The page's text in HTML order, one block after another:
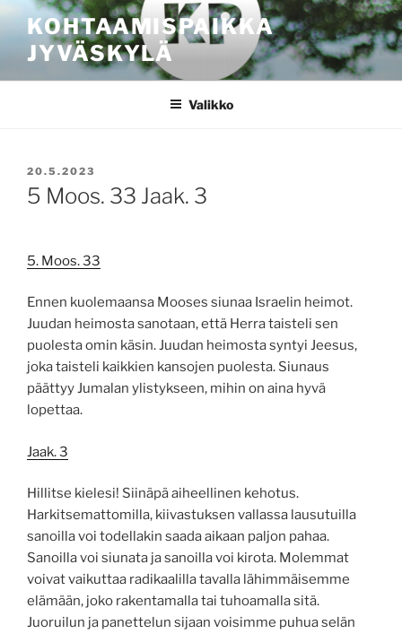
sisältöönKOHTAAMISPAIKKA
JYVÄSKYLÄ
Valikko
JULKAISTU
20.5.2023
5 Moos. 33 Jaak. 3
5. Moos. 33
Ennen kuolemaansa Mooses siunaa Israelin heimot.
Juudan heimosta sanotaan, että Herra taisteli sen
puolesta omin käsin. Juudan heimosta syntyi Jeesus,
joka taisteli kaikkien kansojen puolesta. Siunaus
päättyy Jumalan ylistykseen, mihin on aina hyvä
lopettaa.
Jaak. 3
Hillitse kielesi! Siinäpä aiheellinen kehotus.
Harkitsemattomilla, kiivastuksen vallassa lausutuilla
sanoilla voi todellakin saada aikaan paljon pahaa.
Sanoilla voi siunata ja sanoilla voi kirota. Molemmat
voivat vaikuttaa radikaalilla tavalla lähimmäisemme
elämään, joko rakentamalla tai tuhoamalla sitä.
Juoruilun ja panettelun sijaan voisimme puhua selän